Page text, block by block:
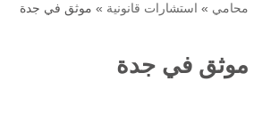
محامي » استشارات قانونية » موثق في جدة
موثق في جدة